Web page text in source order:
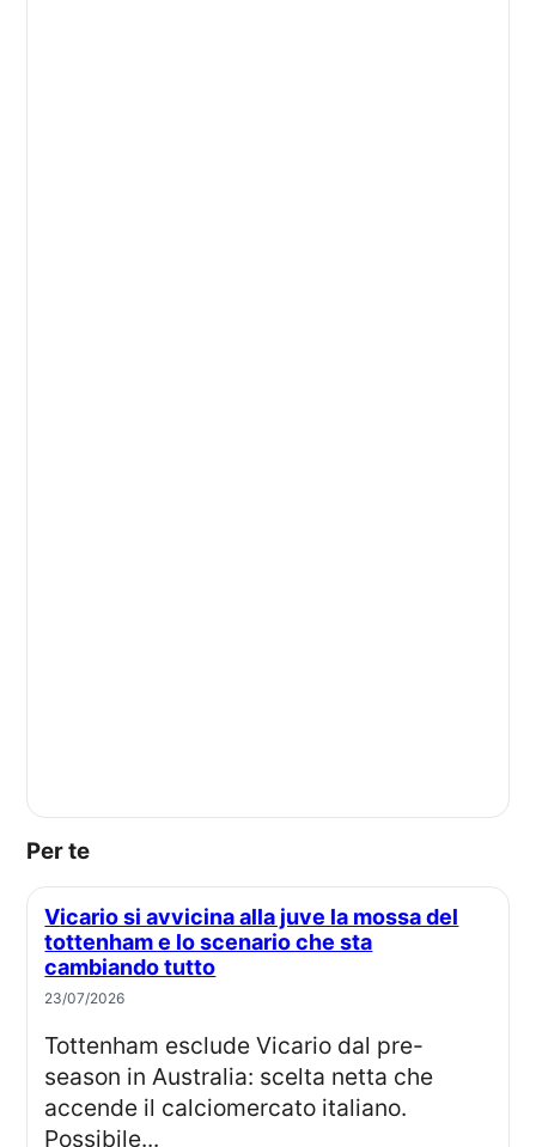
Per te
Vicario si avvicina alla juve la mossa del
tottenham e lo scenario che sta
cambiando tutto
23/07/2026
Tottenham esclude Vicario dal pre-
season in Australia: scelta netta che
accende il calciomercato italiano.
Possibile...